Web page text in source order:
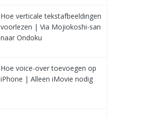
Hoe verticale tekstafbeeldingen
voorlezen | Via Mojiokoshi-san
naar Ondoku
Hoe voice-over toevoegen op
iPhone | Alleen iMovie nodig